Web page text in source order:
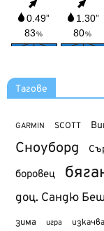
Тагове
GARMIN SCOTT
Сноуборд
боровец
доц. Сандю
зима игра